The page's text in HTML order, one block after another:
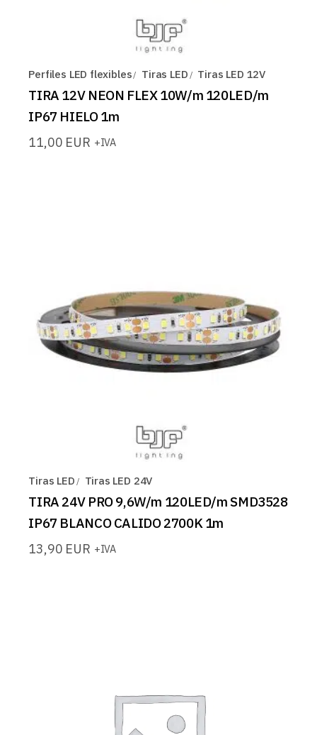
Perfiles LED flexibles Tiras LED Tiras LED 12V
TIRA 12V NEON FLEX 10W/m 120LED/m
IP67 HIELO 1m
11,00 EUR +IVA
Tiras LED Tiras LED 24V
TIRA 24V PRO 9,6W/m 120LED/m SMD3528
IP67 BLANCO CALIDO 2700K 1m
13,90 EUR +IVA